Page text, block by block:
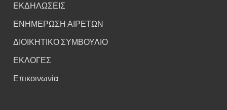
ΕΚΔΗΛΩΣΕΙΣ
ΕΝΗΜΕΡΩΣΗ ΑΙΡΕΤΩΝ
ΔΙΟΙΚΗΤΙΚΟ ΣΥΜΒΟΥΛΙΟ
ΕΚΛΟΓΕΣ
Επικοινωνία